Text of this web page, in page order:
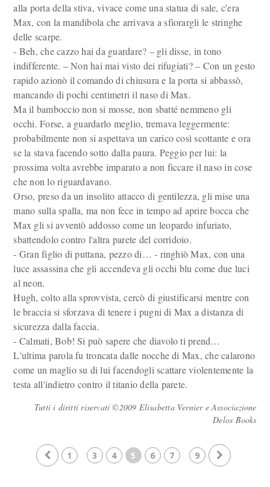
alla porta della stiva, vivace come una statua di sale, c'era
Max, con la mandibola che arrivava a sfiorargli le stringhe
delle scarpe.
- Beh, che cazzo hai da guardare? – gli disse, in tono
indifferente. – Non hai mai visto dei rifugiati? – Con un gesto
rapido azionò il comando di chiusura e la porta si abbassò,
mancando di pochi centimetri il naso di Max.
Ma il bamboccio non si mosse, non sbatté nemmeno gli
occhi. Forse, a guardarlo meglio, tremava leggermente:
probabilmente non si aspettava un carico così scottante e ora
se la stava facendo sotto dalla paura. Peggio per lui: la
prossima volta avrebbe imparato a non ficcare il naso in cose
che non lo riguardavano.
Orso, preso da un insolito attacco di gentilezza, gli mise una
mano sulla spalla, ma non fece in tempo ad aprire bocca che
Max gli si avventò addosso come un leopardo infuriato,
sbattendolo contro l'altra parete del corridoio.
- Gran figlio di puttana, pezzo di… - ringhiò Max, con una
luce assassina che gli accendeva gli occhi blu come due luci
al neon.
Hugh, colto alla sprovvista, cercò di giustificarsi mentre con
le braccia si sforzava di tenere i pugni di Max a distanza di
sicurezza dalla faccia.
- Calmati, Bob! Si può sapere che diavolo ti prend…
L'ultima parola fu troncata dalle nocche di Max, che calarono
come un maglio su di lui facendogli scattare violentemente la
testa all'indietro contro il titanio della parete.
Tutti i diritti riservati ©2009 Elisabetta Vernier e Associazione
Delos Books
1 3 4 5 6 7 9